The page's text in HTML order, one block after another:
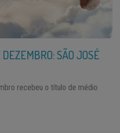
SÃO JOSÉ
recebeu o título de médio